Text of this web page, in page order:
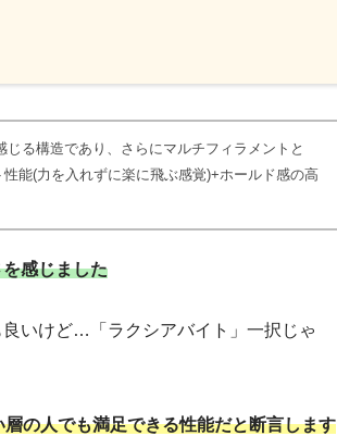
る構造であり、さらにマルチフィラメントと
能(力を入れずに楽に飛ぶ感覚)+ホールド感の高
感じました
いけど…「ラクシアバイト」一択じゃ
の人でも満足できる性能だと断言します